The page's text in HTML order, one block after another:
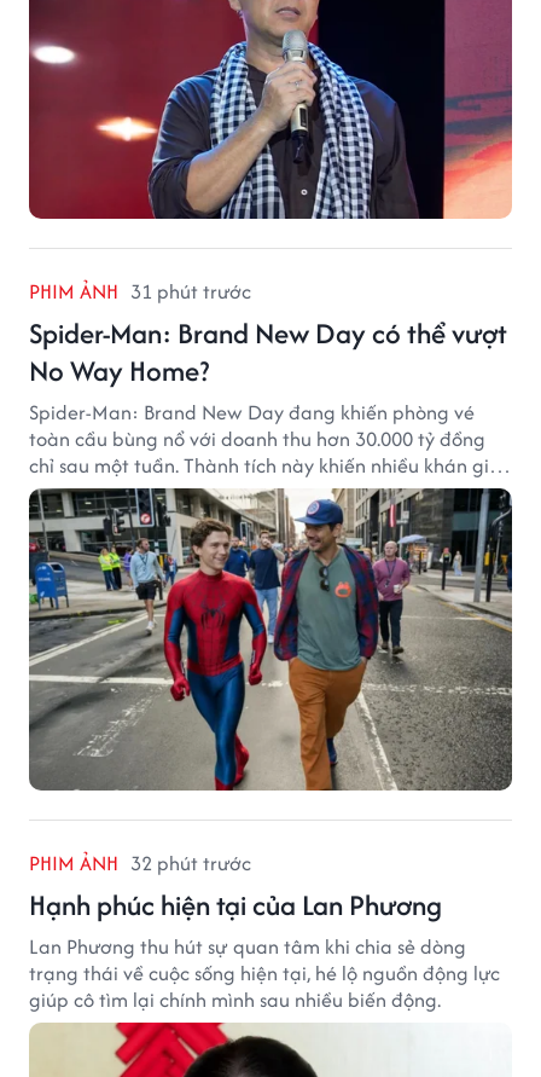
PHIM ẢNH 31 phút trước
Spider-Man: Brand New Day có thể vượt
No Way Home?
Spider-Man: Brand New Day đang khiến phòng vé
toàn cầu bùng nổ với doanh thu hơn 30.000 tỷ đồng
chỉ sau một tuần. Thành tích này khiến nhiều khán giả
đặt câu hỏi liệu bộ phim mới của Tom Holland có thể
phá kỷ lục mà No Way Home từng thiết lập hay không.
PHIM ẢNH 32 phút trước
Hạnh phúc hiện tại của Lan Phương
Lan Phương thu hút sự quan tâm khi chia sẻ dòng
trạng thái về cuộc sống hiện tại, hé lộ nguồn động lực
giúp cô tìm lại chính mình sau nhiều biến động.